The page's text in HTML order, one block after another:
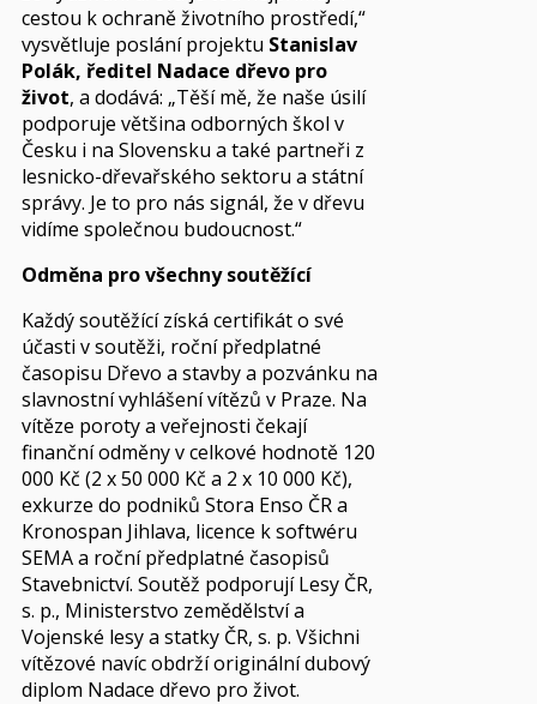
cestou k ochraně životního prostředí,“
vysvětluje poslání projektu Stanislav
Polák, ředitel Nadace dřevo pro
život, a dodává: „Těší mě, že naše úsilí
podporuje většina odborných škol v
Česku i na Slovensku a také partneři z
lesnicko-dřevařského sektoru a státní
správy. Je to pro nás signál, že v dřevu
vidíme společnou budoucnost.“
Odměna pro všechny soutěžící
Každý soutěžící získá certifikát o své
účasti v soutěži, roční předplatné
časopisu Dřevo a stavby a pozvánku na
slavnostní vyhlášení vítězů v Praze. Na
vítěze poroty a veřejnosti čekají
finanční odměny v celkové hodnotě 120
000 Kč (2 x 50 000 Kč a 2 x 10 000 Kč),
exkurze do podniků Stora Enso ČR a
Kronospan Jihlava, licence k softwéru
SEMA a roční předplatné časopisů
Stavebnictví. Soutěž podporují Lesy ČR,
s. p., Ministerstvo zemědělství a
Vojenské lesy a statky ČR, s. p. Všichni
vítězové navíc obdrží originální dubový
diplom Nadace dřevo pro život.